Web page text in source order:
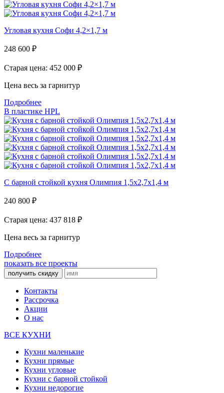
Угловая кухня Софи 4,2×1,7 м
248 600 ₽
Старая цена: 452 000 ₽
Цена весь за гарнитур
Подробнее
В пластике HPL
С барной стойкой кухня Олимпия 1,5х2,7х1,4 м
240 800 ₽
Старая цена: 437 818 ₽
Цена весь за гарнитур
Подробнее
показать все проекты
получить скидку
Контакты
Рассрочка
Акции
О нас
ВСЕ КУХНИ
Кухни маленькие
Кухни прямые
Кухни угловые
Кухни с барной стойкой
Кухни недорогие